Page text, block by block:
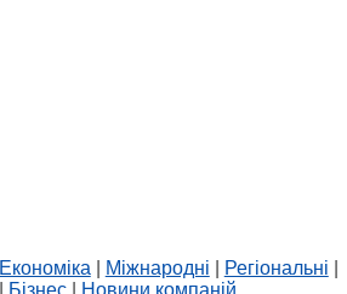
Економіка| Міжнародні Регіональні